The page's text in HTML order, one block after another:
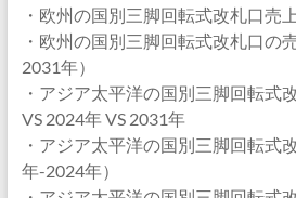
・欧州の国別三脚回転式改札口売
・欧州の国別三脚回転式改札口の
2031年）
・アジア太平洋の国別三脚回転式
VS 2024年 VS 2031年
・アジア太平洋の国別三脚回転式
年-2024年）